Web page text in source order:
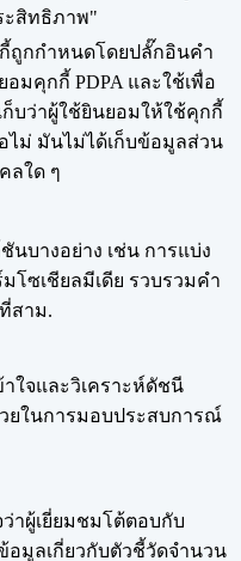
ะสิทธิภาพ"
ถูกกำหนดโดยปลั๊กอินคำ
อมคุกกี้ PDPA และใช้เพื่อ
ก็บว่าผู้ใช้ยินยอมให้ใช้คุกกี้
ไม่ มันไม่ได้เก็บข้อมูลส่วน
ลใด ๆ
นบางอย่าง เช่น การแบ่ง
โซเชียลมีเดีย รวบรวมคำ
สาม.
ใจและวิเคราะห์ดัชนี
ยในการมอบประสบการณ์
าผู้เยี่ยมชมโต้ตอบกับ
อมูลเกี่ยวกับตัวชี้วัดจำนวน